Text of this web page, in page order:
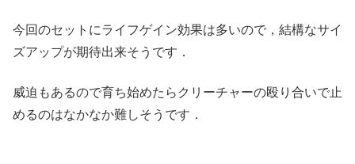
今回のセットにライフゲイン効果は多いので，結構なサイ
ズアップが期待出来そうです．
威迫もあるので育ち始めたらクリーチャーの殴り合いで止
めるのはなかなか難しそうです．